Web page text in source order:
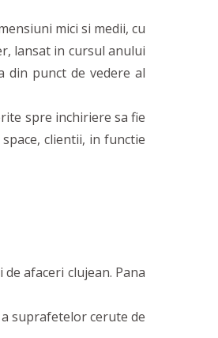
mici si medii, cu
lansat in cursul anului
din punct de vedere al
spre inchiriere sa fie
clientii, in functie
afaceri clujean. Pana
suprafetelor cerute de